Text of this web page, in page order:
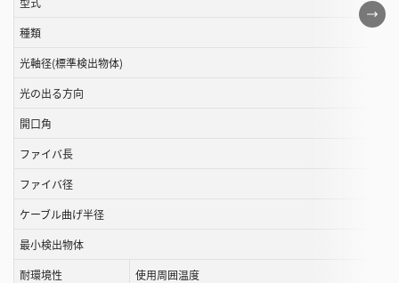
こ
の
種類
光軸径(標準検出物体)
光の出る方向
開口角
ファイバ長
ファイバ径
ケーブル曲げ半径
最小検出物体
耐環境性
使用周囲温度